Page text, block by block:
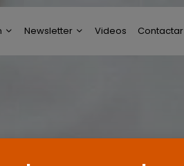
Newsletter Videos Contactar